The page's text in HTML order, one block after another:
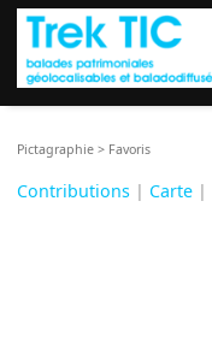
Pictagraphie > Favoris
Contributions | Carte |